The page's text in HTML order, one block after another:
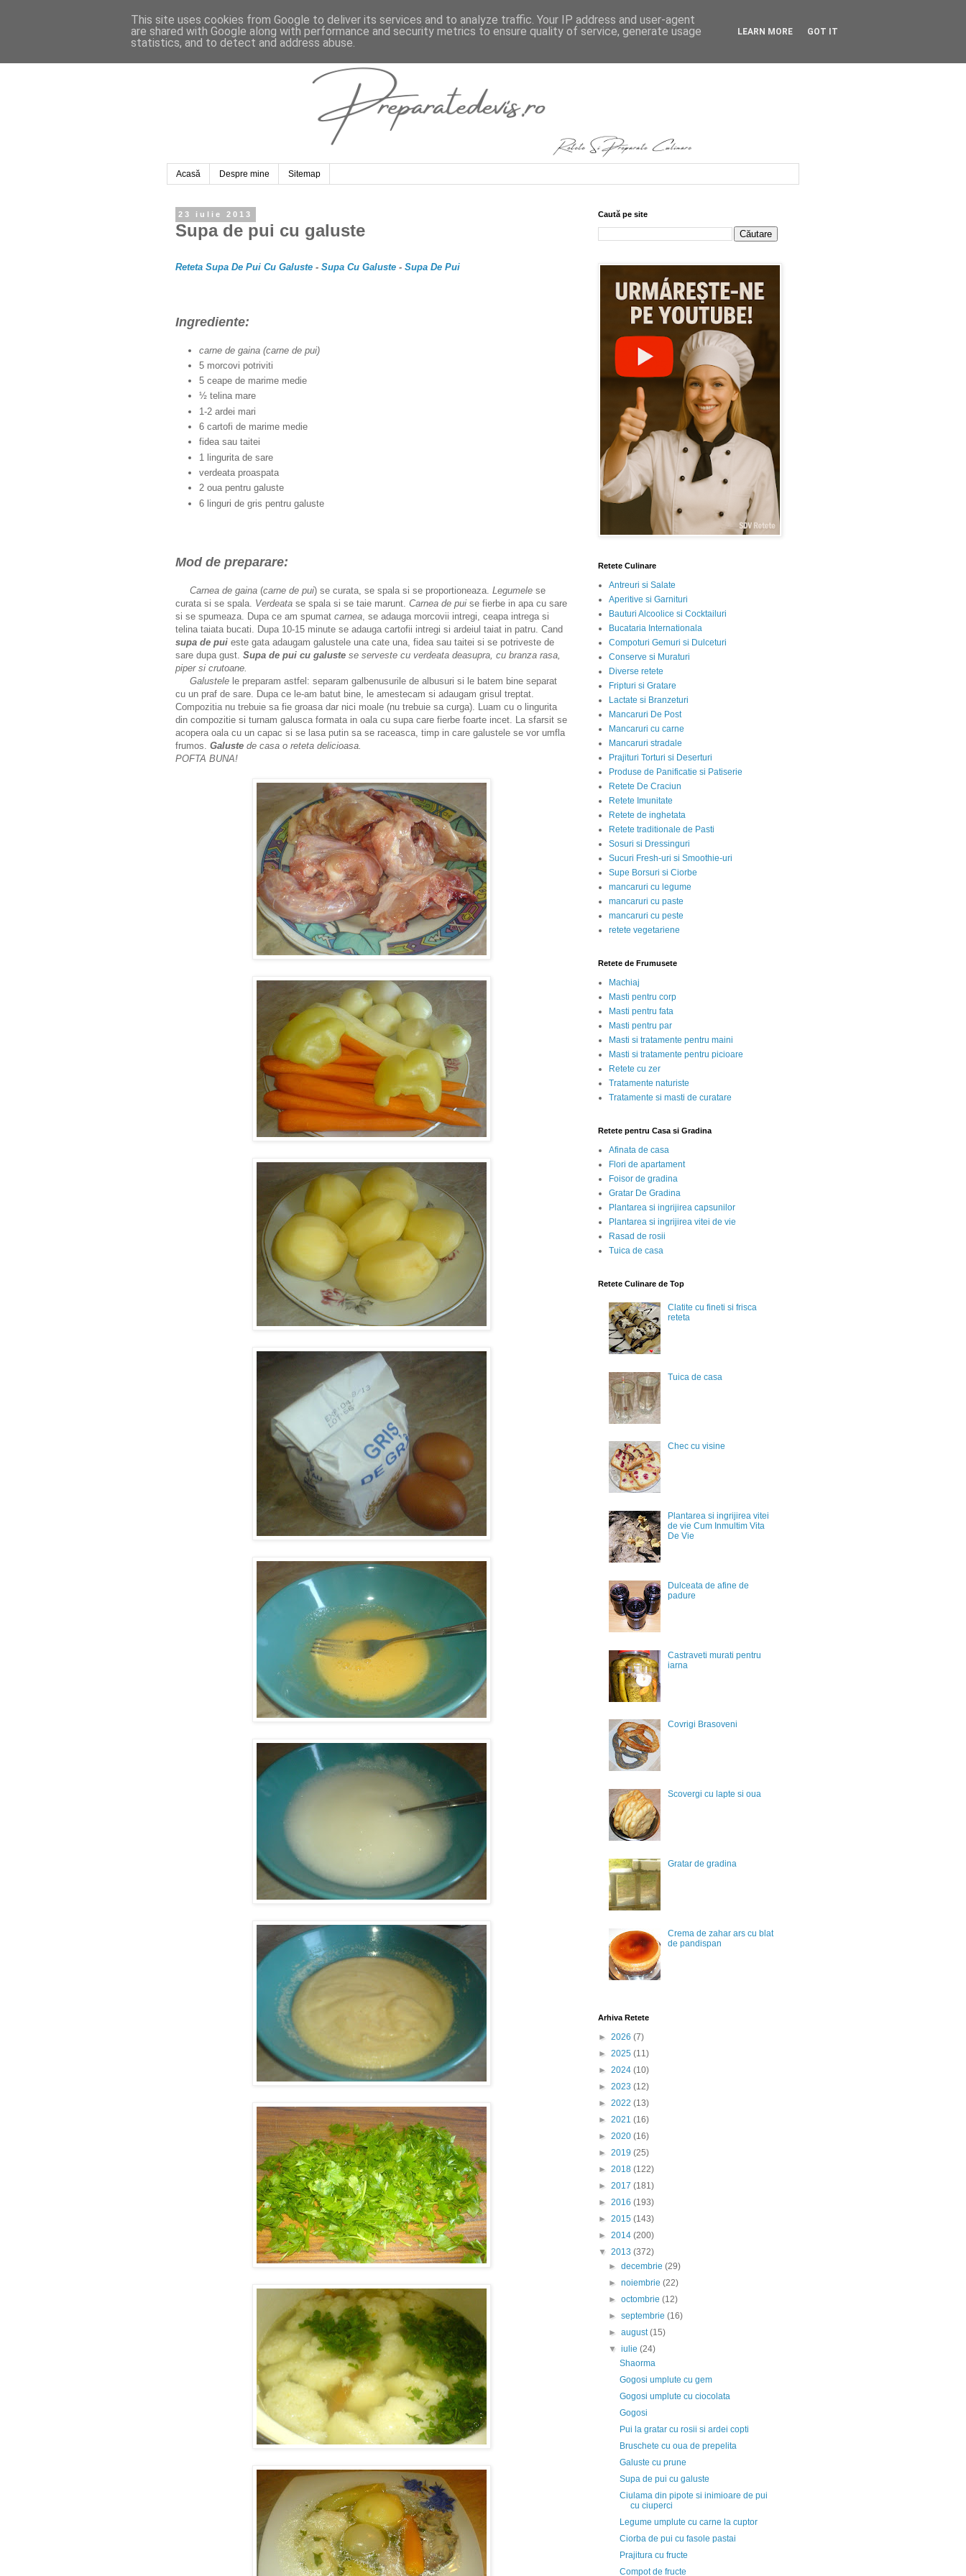
Acasă Despre mine Sitemap
23 iulie 2013
Supa de pui cu galuste
Reteta Supa De Pui Cu Galuste - Supa Cu Galuste - Supa De Pui
Ingrediente:
carne de gaina (carne de pui)
5 morcovi potriviti
5 ceape de marime medie
½ telina mare
1-2 ardei mari
6 cartofi de marime medie
fidea sau taitei
1 lingurita de sare
verdeata proaspata
2 oua pentru galuste
6 linguri de gris pentru galuste
Mod de preparare:
Carnea de gaina (carne de pui) se curata, se spala si se proportioneaza. Legumele se
curata si se spala. Verdeata se spala si se taie marunt. Carnea de pui se fierbe in apa cu sare
si se spumeaza. Dupa ce am spumat carnea, se adauga morcovii intregi, ceapa intrega si
telina taiata bucati. Dupa 10-15 minute se adauga cartofii intregi si ardeiul taiat in patru. Cand
supa de pui este gata adaugam galustele una cate una, fidea sau taitei si se potriveste de
sare dupa gust. Supa de pui cu galuste se serveste cu verdeata deasupra, cu branza rasa,
piper si crutoane.
Galustele le preparam astfel: separam galbenusurile de albusuri si le batem bine separat
cu un praf de sare. Dupa ce le-am batut bine, le amestecam si adaugam grisul treptat.
Compozitia nu trebuie sa fie groasa dar nici moale (nu trebuie sa curga). Luam cu o lingurita
din compozitie si turnam galusca formata in oala cu supa care fierbe foarte incet. La sfarsit se
acopera oala cu un capac si se lasa putin sa se raceasca, timp in care galustele se vor umfla
frumos. Galuste de casa o reteta delicioasa.
POFTA BUNA!
Caută pe site
Retete Culinare
Antreuri si Salate
Aperitive si Garnituri
Bauturi Alcoolice si Cocktailuri
Bucataria Internationala
Compoturi Gemuri si Dulceturi
Conserve si Muraturi
Diverse retete
Fripturi si Gratare
Lactate si Branzeturi
Mancaruri De Post
Mancaruri cu carne
Mancaruri stradale
Prajituri Torturi si Deserturi
Produse de Panificatie si Patiserie
Retete De Craciun
Retete Imunitate
Retete de inghetata
Retete traditionale de Pasti
Sosuri si Dressinguri
Sucuri Fresh-uri si Smoothie-uri
Supe Borsuri si Ciorbe
mancaruri cu legume
mancaruri cu paste
mancaruri cu peste
retete vegetariene
Retete de Frumusete
Machiaj
Masti pentru corp
Masti pentru fata
Masti pentru par
Masti si tratamente pentru maini
Masti si tratamente pentru picioare
Retete cu zer
Tratamente naturiste
Tratamente si masti de curatare
Retete pentru Casa si Gradina
Afinata de casa
Flori de apartament
Foisor de gradina
Gratar De Gradina
Plantarea si ingrijirea capsunilor
Plantarea si ingrijirea vitei de vie
Rasad de rosii
Tuica de casa
Retete Culinare de Top
Clatite cu fineti si frisca
reteta
Tuica de casa
Chec cu visine
Plantarea si ingrijirea vitei
de vie Cum Inmultim Vita
De Vie
Dulceata de afine de
padure
Castraveti murati pentru
iarna
Covrigi Brasoveni
Scovergi cu lapte si oua
Gratar de gradina
Crema de zahar ars cu blat
de pandispan
Arhiva Retete
► 2026 (7)
► 2025 (11)
► 2024 (10)
► 2023 (12)
► 2022 (13)
► 2021 (16)
► 2020 (16)
► 2019 (25)
► 2018 (122)
► 2017 (181)
► 2016 (193)
► 2015 (143)
► 2014 (200)
▼ 2013 (372)
►decembrie(29)
►noiembrie(22)
►octombrie(12)
►septembrie(16)
►august(15)
▼iulie(24)
Shaorma
Gogosi umplute cu gem
Gogosi umplute cu ciocolata
Gogosi
Pui la gratar cu rosii si ardei copti
Bruschete cu oua de prepelita
Galuste cu prune
Supa de pui cu galuste
Ciulama din pipote si inimioare de pui
cu ciuperci
Legume umplute cu carne la cuptor
Ciorba de pui cu fasole pastai
Prajitura cu fructe
Compot de fructe
This site uses cookies from Google to deliver its services and to analyze traffic. Your IP address and user-agent
are shared with Google along with performance and security metrics to ensure quality of service, generate usage
statistics, and to detect and address abuse.
LEARN MORE GOT IT